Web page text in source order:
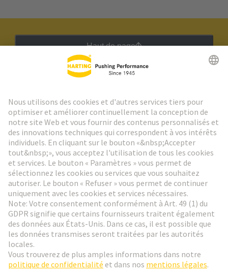
Haut de page
Aller à l'inscription
Social Media
France Français